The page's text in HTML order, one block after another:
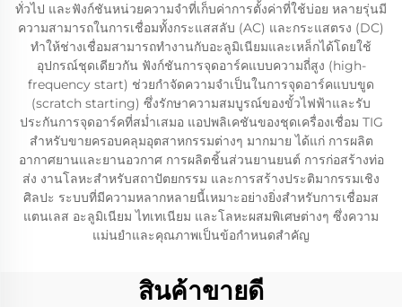
ทั่วไป และฟังก์ชันหน่วยความจำที่เก็บค่าการตั้งค่าที่ใช้บ่อย หลายรุ่นมี
ความสามารถในการเชื่อมทั้งกระแสสลับ (AC) และกระแสตรง (DC)
ทำให้ช่างเชื่อมสามารถทำงานกับอะลูมิเนียมและเหล็กได้โดยใช้
อุปกรณ์ชุดเดียวกัน ฟังก์ชันการจุดอาร์คแบบความถี่สูง (high-
frequency start) ช่วยกำจัดความจำเป็นในการจุดอาร์คแบบขูด
(scratch starting) ซึ่งรักษาความสมบูรณ์ของขั้วไฟฟ้าและรับ
ประกันการจุดอาร์คที่สม่ำเสมอ แอปพลิเคชันของชุดเครื่องเชื่อม TIG
สำหรับขายครอบคลุมอุตสาหกรรมต่างๆ มากมาย ได้แก่ การผลิต
อากาศยานและยานอวกาศ การผลิตชิ้นส่วนยานยนต์ การก่อสร้างท่อ
ส่ง งานโลหะสำหรับสถาปัตยกรรม และการสร้างประติมากรรมเชิง
ศิลปะ ระบบที่มีความหลากหลายนี้เหมาะอย่างยิ่งสำหรับการเชื่อมส
แตนเลส อะลูมิเนียม ไทเทเนียม และโลหะผสมพิเศษต่างๆ ซึ่งความ
แม่นยำและคุณภาพเป็นข้อกำหนดสำคัญ
สินค้าขายดี